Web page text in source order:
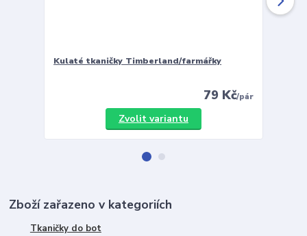
Kulaté tkaničky Timberland/farmářky
79 Kč/pár
Zvolit variantu
Zboží zařazeno v kategoriích
Tkaničky do bot